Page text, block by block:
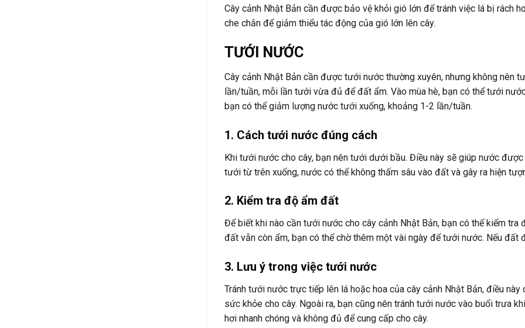
Cây cảnh Nhật Bản cần được bảo vệ khỏi gió lớn để tránh việc lá bị rách
che chắn để giảm thiểu tác động của gió lớn lên cây.
TƯỚI NƯỚC
Cây cảnh Nhật Bản cần được tưới nước thường xuyên, nhưng không nên
lần/tuần, mỗi lần tưới vừa đủ để đất ẩm. Vào mùa hè, bạn có thể tưới
bạn có thể giảm lượng nước tưới xuống, khoảng 1-2 lần/tuần.
1. Cách tưới nước đúng cách
Khi tưới nước cho cây, bạn nên tưới dưới bầu. Điều này sẽ giúp nước
tưới từ trên xuống, nước có thể không thấm sâu vào đất và gây ra hiện
2. Kiểm tra độ ẩm đất
Để biết khi nào cần tưới nước cho cây cảnh Nhật Bản, bạn có thể kiểm
đất vẫn còn ẩm, bạn có thể chờ thêm một vài ngày để tưới nước. Nếu đất
3. Lưu ý trong việc tưới nước
Tránh tưới nước trực tiếp lên lá hoặc hoa của cây cảnh Nhật Bản, điều
sức khỏe cho cây. Ngoài ra, bạn cũng nên tránh tưới nước vào buổi trưa
hơi nhanh chóng và không đủ để cung cấp cho cây.